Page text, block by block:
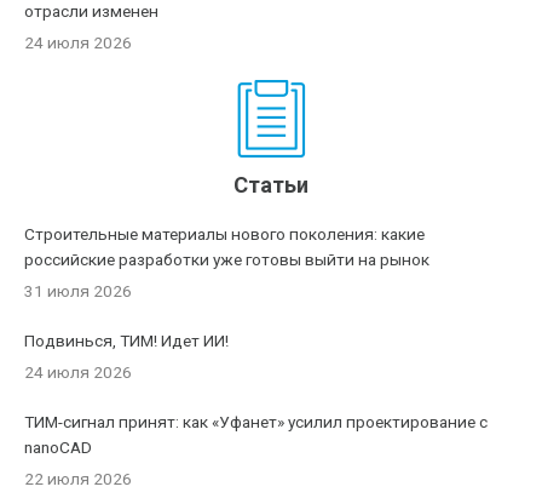
отрасли изменен
24 июля 2026
Статьи
Строительные материалы нового поколения: какие
российские разработки уже готовы выйти на рынок
31 июля 2026
Подвинься, ТИМ! Идет ИИ!
24 июля 2026
ТИМ-сигнал принят: как «Уфанет» усилил проектирование с
nanoCAD
22 июля 2026